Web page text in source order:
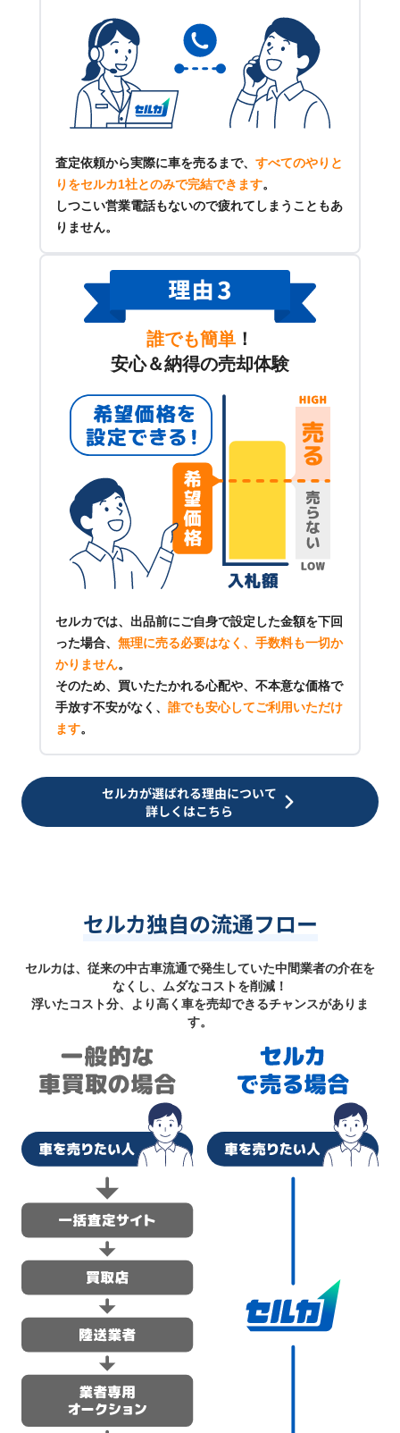
査定依頼から実際に車を売るまで、 すべてのやりと
りをセルカ1社とのみで完結できます。
しつこい営業電話もないので疲れてしまうこともあ
りません。
誰でも簡単 ！
安心＆納得の売却体験
セルカでは、出品前にご自身で設定した金額を下回
った場合、 無理に売る必要はなく、手数料も一切か
かりません。
そのため、買いたたかれる心配や、不本意な価格で
手放す不安がなく、 誰でも安心してご利用いただけ
ます。
セルカが選ばれる理由について
詳しくはこちら
セルカ独自の流通フロー
セルカは、従来の中古車流通で発生していた中間業者の介在を
なくし、ムダなコストを削減！
浮いたコスト分、より高く車を売却できるチャンスがありま
す。